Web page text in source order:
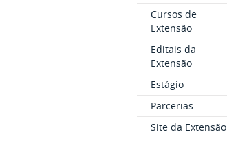
Cursos de
Extensão
Editais da
Extensão
Estágio
Parcerias
Site da Extensão